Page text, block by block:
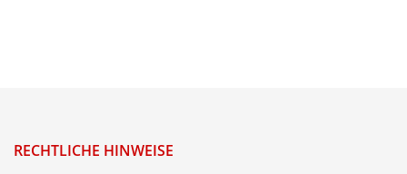
RECHTLICHE HINWEISE